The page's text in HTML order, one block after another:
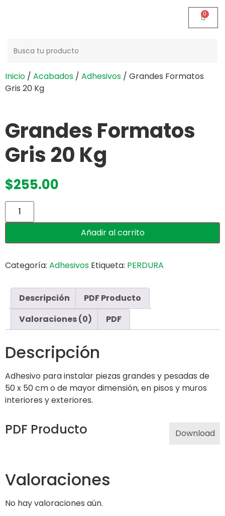
Inicio / Acabados / Adhesivos / Grandes Formatos
Gris 20 Kg
Grandes Formatos
Gris 20 Kg
$255.00
Añadir al carrito
Categoría: Adhesivos Etiqueta: PERDURA
Descripción
PDF Producto
Valoraciones (0)
PDF
Descripción
Adhesivo para instalar piezas grandes y pesadas de
50 x 50 cm o de mayor dimensión, en pisos y muros
interiores y exteriores.
PDF Producto Download
Valoraciones
No hay valoraciones aún.